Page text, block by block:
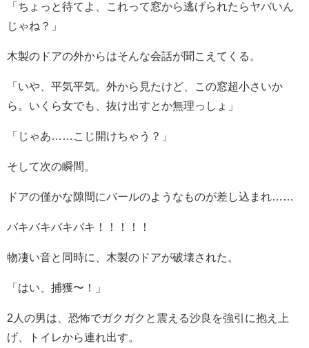
「ちょっと待てよ、これって窓から逃げられたらヤバいん
じゃね？」
木製のドアの外からはそんな会話が聞こえてくる。
「いや、平気平気。外から見たけど、この窓超小さいか
ら。いくら女でも、抜け出すとか無理っしょ」
「じゃあ……こじ開けちゃう？」
そして次の瞬間。
ドアの僅かな隙間にバールのようなものが差し込まれ……
バキバキバキバキ！！！！！
物凄い音と同時に、木製のドアが破壊された。
「はい、捕獲〜！」
2人の男は、恐怖でガクガクと震える沙良を強引に抱え上
げ、トイレから連れ出す。